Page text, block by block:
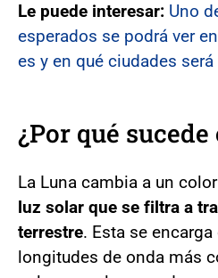
Le puede interesar: Uno
esperados se podrá ver
es y en qué ciudades
¿Por qué sucede
La Luna cambia a un
luz solar que se filtra a
terrestre. Esta se
longitudes de onda más